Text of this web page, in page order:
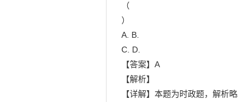
（
）
A. B.
C. D.
【答案】A
【解析】
【详解】本题为时政题，解析略